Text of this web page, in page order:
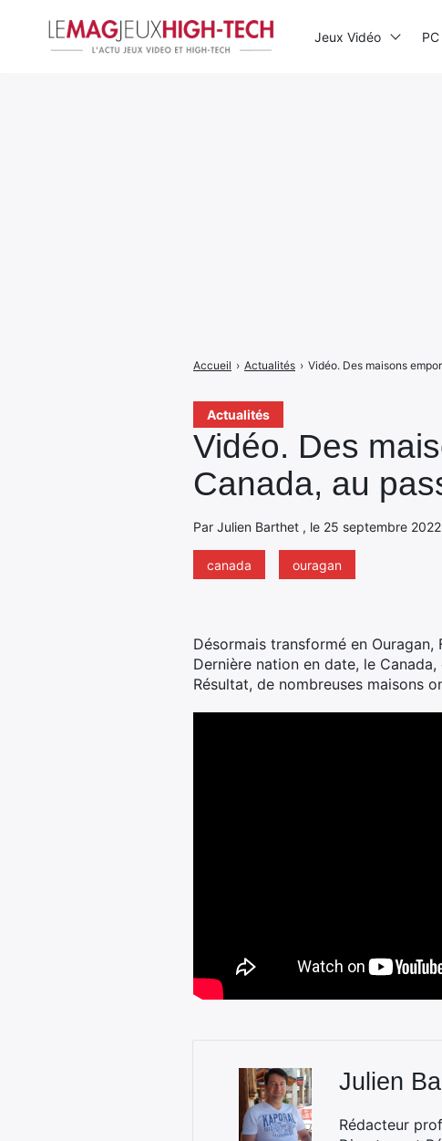
Actualités
Vidéo. Des
Canada, au
Par Julien Barthet , le 25 septembre
canada ouragan
Accueil › Actualités › Vidéo. Des maisons
Désormais transformé en
Dernière nation en date, le
Résultat, de nombreuses maisons
Julien
Rédacteur
Jeux Vidéo